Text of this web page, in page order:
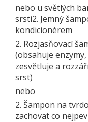
nebo u světlých
srsti2. Jemný
kondicionérem
2. Rozjasňovací
(obsahuje enzymy,
zesvětluje a
srst)
nebo
2. Šampon na
zachovat co